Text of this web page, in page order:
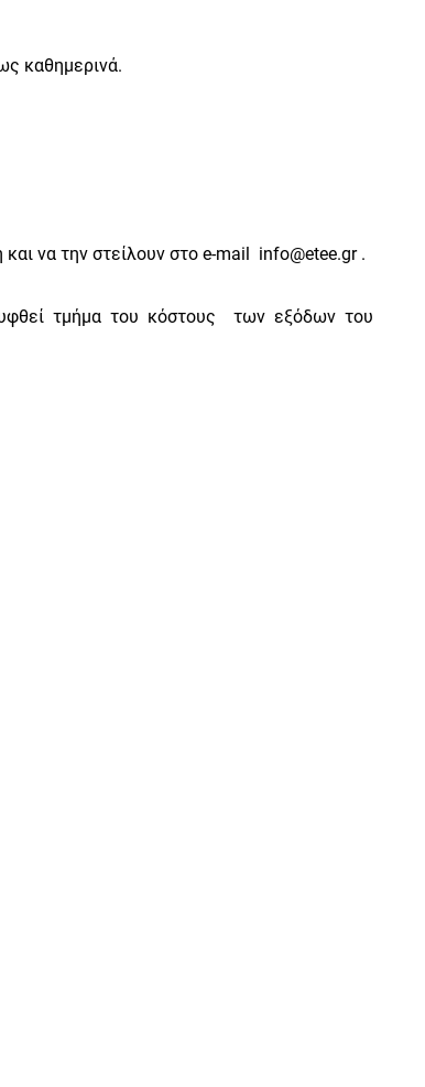
καθημερινά.
να την στείλουν στο e-mail info@etee.gr .
τμήμα του κόστους των εξόδων του